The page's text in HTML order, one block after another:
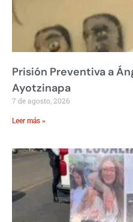
Prisión Preventiva a
Ayotzinapa
7 de agosto, 2026
Leer más »